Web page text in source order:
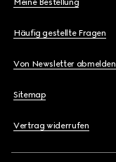
Meine Bestellung
Häufig gestellte Fragen
Von Newsletter abmelden
Sitemap
Vertrag widerrufen